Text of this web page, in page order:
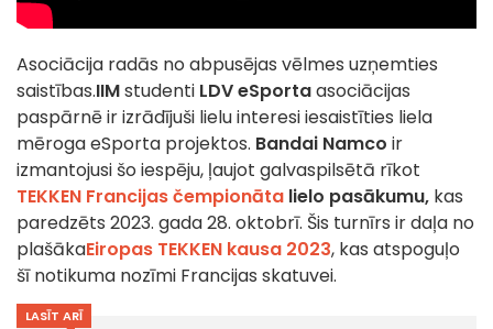
Asociācija radās no abpusējas vēlmes uzņemties
saistības.IIMstudenti LDV eSportaasociācijas
paspārnē ir izrādījuši lielu interesi iesaistīties liela
mēroga eSporta projektos. Bandai Namco ir
izmantojusi šo iespēju, ļaujot galvaspilsētā rīkot
TEKKEN Francijas čempionāta lielo pasākumu, kas
paredzēts 2023. gada 28. oktobrī. Šis turnīrs ir daļa no
plašākaEiropas TEKKEN kausa 2023, kas atspoguļo
šī notikuma nozīmi Francijas skatuvei.
LASĪT ARĪ